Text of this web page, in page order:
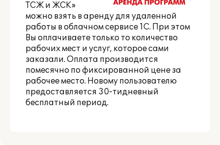
ТСЖ и ЖСК»
можно взять в арендудля удаленной
работы в облачном сервисе 1С. При этом
Вы оплачиваете только то количество
рабочих мест и услуг, которое сами
заказали. Оплата производится
помесячно по фиксированной цене за
рабочее место. Новому пользователю
предоставляется 30-тидневный
бесплатный период.